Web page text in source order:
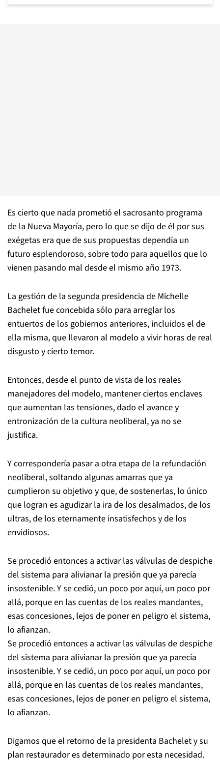
Es cierto que nada prometió el sacrosanto programa
de la Nueva Mayoría, pero lo que se dijo de él por sus
exégetas era que de sus propuestas dependía un
futuro esplendoroso, sobre todo para aquellos que lo
vienen pasando mal desde el mismo año 1973.
La gestión de la segunda presidencia de Michelle
Bachelet fue concebida sólo para arreglar los
entuertos de los gobiernos anteriores, incluidos el de
ella misma, que llevaron al modelo a vivir horas de real
disgusto y cierto temor.
Entonces, desde el punto de vista de los reales
manejadores del modelo, mantener ciertos enclaves
que aumentan las tensiones, dado el avance y
entronización de la cultura neoliberal, ya no se
justifica.
Y correspondería pasar a otra etapa de la refundación
neoliberal, soltando algunas amarras que ya
cumplieron su objetivo y que, de sostenerlas, lo único
que logran es agudizar la ira de los desalmados, de los
ultras, de los eternamente insatisfechos y de los
envidiosos.
Se procedió entonces a activar las válvulas de despiche
del sistema para alivianar la presión que ya parecía
insostenible. Y se cedió, un poco por aquí, un poco por
allá, porque en las cuentas de los reales mandantes,
esas concesiones, lejos de poner en peligro el sistema,
lo afianzan.
Se procedió entonces a activar las válvulas de despiche
del sistema para alivianar la presión que ya parecía
insostenible. Y se cedió, un poco por aquí, un poco por
allá, porque en las cuentas de los reales mandantes,
esas concesiones, lejos de poner en peligro el sistema,
lo afianzan.
Digamos que el retorno de la presidenta Bachelet y su
plan restaurador es determinado por esta necesidad.